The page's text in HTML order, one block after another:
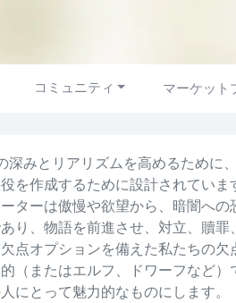
コミュニティ マーケット
みとリアリズムを高めるため
を作成するために設計されてい
ターは傲慢や欲望から、暗闇へ
り、物語を前進させ、対立、贖
点オプションを備えた私たちの
（またはエルフ、ドワーフなど
にとって魅力的なものにします。